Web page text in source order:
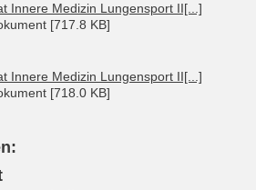
Innere Medizin Lungensport II[...]
[717.8 KB]
Innere Medizin Lungensport II[...]
[718.0 KB]